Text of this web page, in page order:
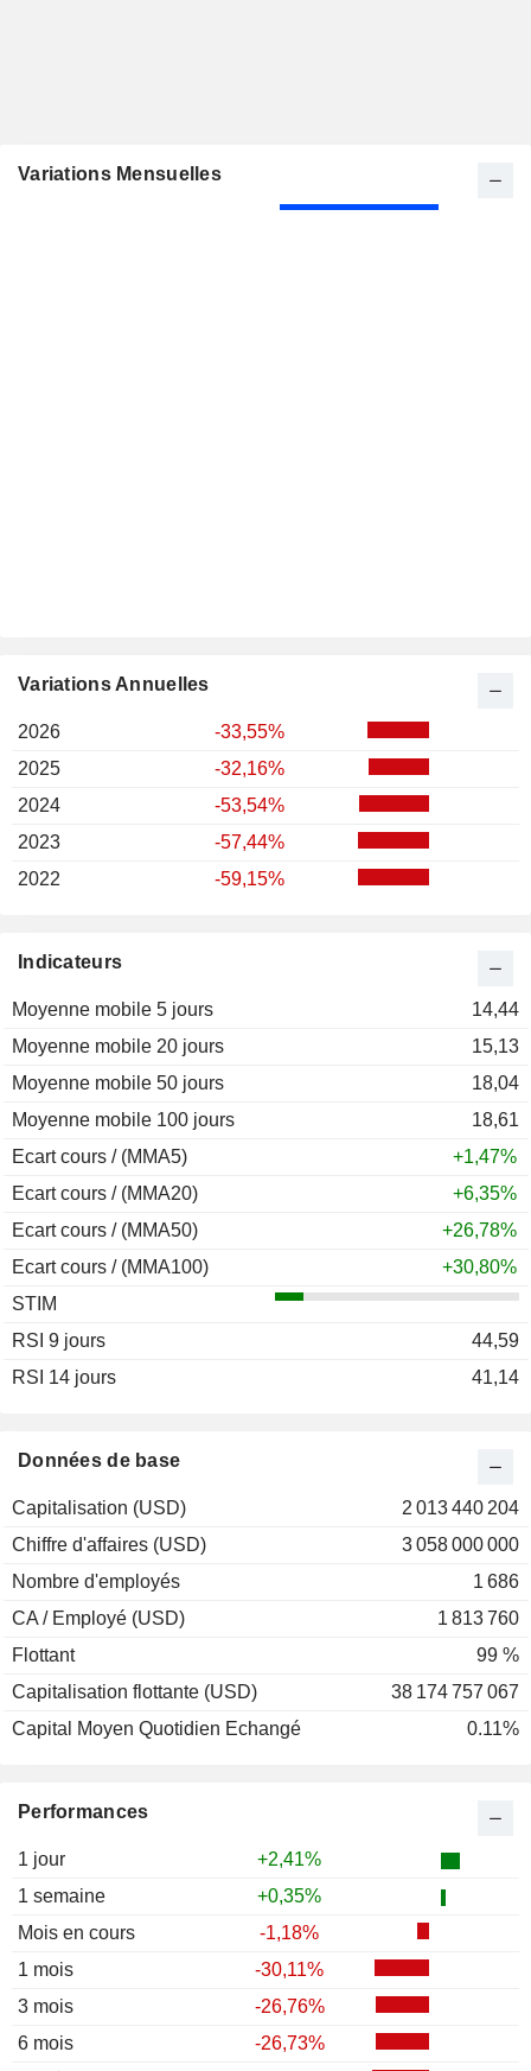
Performances
1 jour
+2,41%
1 semaine
+0,35%
Mois en cours
-1,18%
1 mois
-30,11%
3 mois
-26,76%
6 mois
-26,73%
Données de base
Capitalisation (USD)
2 013 440 204
Chiffre d'affaires (USD)
3 058 000 000
Nombre d'employés
1 686
CA / Employé (USD)
1 813 760
Flottant
99 %
Capitalisation flottante (USD)
38 174 757 067
Capital Moyen Quotidien Echangé
0.11%
Indicateurs
Moyenne mobile 5 jours
14,44
Moyenne mobile 20 jours
15,13
Moyenne mobile 50 jours
18,04
Moyenne mobile 100 jours
18,61
Ecart cours / (MMA5)
+1,47%
Ecart cours / (MMA20)
+6,35%
Ecart cours / (MMA50)
+26,78%
Ecart cours / (MMA100)
+30,80%
STIM
RSI 9 jours
44,59
RSI 14 jours
41,14
Variations Mensuelles
Variations Annuelles
2026
-33,55%
2025
-32,16%
2024
-53,54%
2023
-57,44%
2022
-59,15%